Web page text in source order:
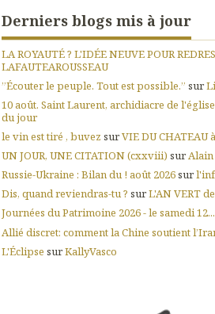
Derniers blogs mis à jour
LA ROYAUTÉ ? L'IDÉE NEUVE POUR
LAFAUTEAROUSSEAU
”Écouter le peuple. Tout est possible.” sur
10 août. Saint Laurent, archidiacre de
du jour
le vin est tiré , buvez surVIE DU CHATEAU
UN JOUR, UNE CITATION (cxxviii) surAlain
Russie-Ukraine : Bilan du ! août 2026sur
Dis, quand reviendras-tu ? surL'AN VERT
Journées du Patrimoine 2026 - le samedi 12...
Allié discret: comment la Chine soutient
L'Éclipse surKallyVasco